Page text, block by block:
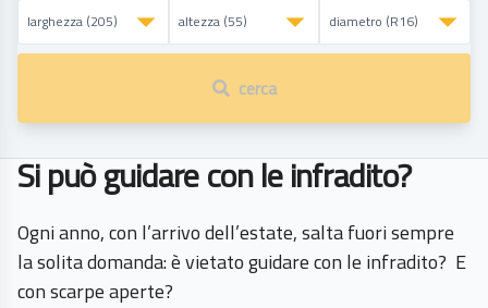
cerca
Si può guidare con le infradito?
Ogni anno, con l’arrivo dell’estate, salta fuori sempre
la solita domanda: è vietato guidare con le infradito? E
con scarpe aperte?